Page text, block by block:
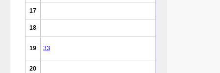
17
18
19 33
20